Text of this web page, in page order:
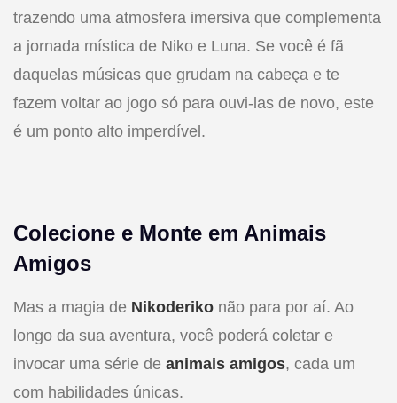
trazendo uma atmosfera imersiva que complementa
a jornada mística de Niko e Luna. Se você é fã
daquelas músicas que grudam na cabeça e te
fazem voltar ao jogo só para ouvi-las de novo, este
é um ponto alto imperdível.
Colecione e Monte em Animais
Amigos
Mas a magia de Nikoderiko não para por aí. Ao
longo da sua aventura, você poderá coletar e
invocar uma série de animais amigos, cada um
com habilidades únicas.